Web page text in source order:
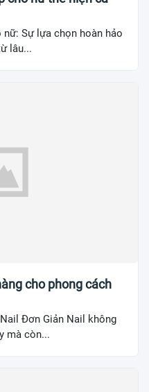
Sự lựa chọn hoàn hảo
lâu...
cho phong cách
Đơn Giản Nail không
mà còn...